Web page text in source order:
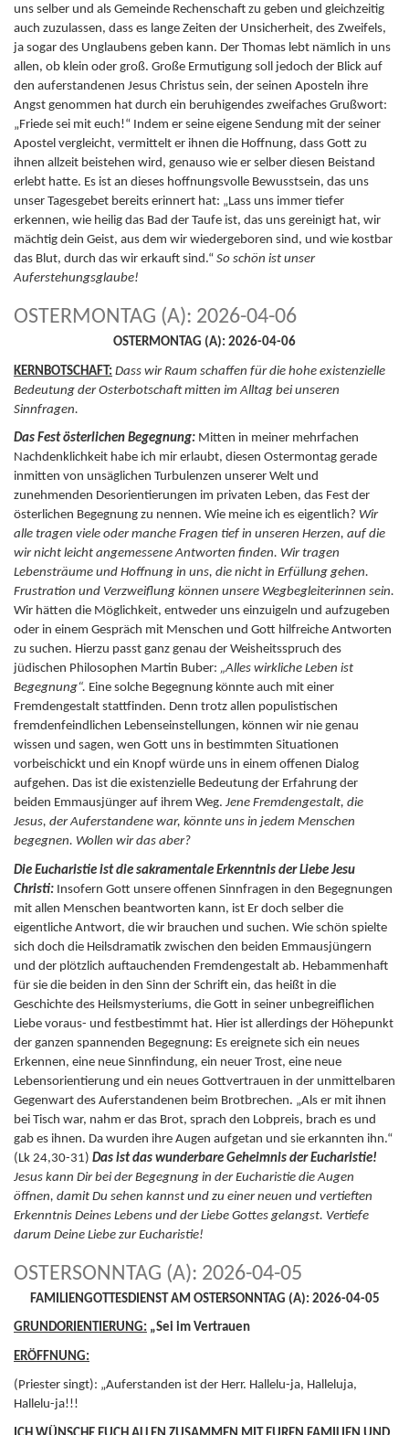
uns selber und als Gemeinde Rechenschaft zu geben und gleichzeitig
auch zuzulassen, dass es lange Zeiten der Unsicherheit, des Zweifels,
ja sogar des Unglaubens geben kann. Der Thomas lebt nämlich in uns
allen, ob klein oder groß. Große Ermutigung soll jedoch der Blick auf
den auferstandenen Jesus Christus sein, der seinen Aposteln ihre
Angst genommen hat durch ein beruhigendes zweifaches Grußwort:
„Friede sei mit euch!“ Indem er seine eigene Sendung mit der seiner
Apostel vergleicht, vermittelt er ihnen die Hoffnung, dass Gott zu
ihnen allzeit beistehen wird, genauso wie er selber diesen Beistand
erlebt hatte. Es ist an dieses hoffnungsvolle Bewusstsein, das uns
unser Tagesgebet bereits erinnert hat: „Lass uns immer tiefer
erkennen, wie heilig das Bad der Taufe ist, das uns gereinigt hat, wir
mächtig dein Geist, aus dem wir wiedergeboren sind, und wie kostbar
das Blut, durch das wir erkauft sind.“ So schön ist unser
Auferstehungsglaube!
OSTERMONTAG (A): 2026-04-06
OSTERMONTAG (A): 2026-04-06
KERNBOTSCHAFT: Dass wir Raum schaffen für die hohe existenzielle
Bedeutung der Osterbotschaft mitten im Alltag bei unseren
Sinnfragen.
Das Fest österlichen Begegnung: Mitten in meiner mehrfachen
Nachdenklichkeit habe ich mir erlaubt, diesen Ostermontag gerade
inmitten von unsäglichen Turbulenzen unserer Welt und
zunehmenden Desorientierungen im privaten Leben, das Fest der
österlichen Begegnung zu nennen. Wie meine ich es eigentlich? Wir
alle tragen viele oder manche Fragen tief in unseren Herzen, auf die
wir nicht leicht angemessene Antworten finden. Wir tragen
Lebensträume und Hoffnung in uns, die nicht in Erfüllung gehen.
Frustration und Verzweiflung können unsere Wegbegleiterinnen sein.
Wir hätten die Möglichkeit, entweder uns einzuigeln und aufzugeben
oder in einem Gespräch mit Menschen und Gott hilfreiche Antworten
zu suchen. Hierzu passt ganz genau der Weisheitsspruch des
jüdischen Philosophen Martin Buber: „Alles wirkliche Leben ist
Begegnung“. Eine solche Begegnung könnte auch mit einer
Fremdengestalt stattfinden. Denn trotz allen populistischen
fremdenfeindlichen Lebenseinstellungen, können wir nie genau
wissen und sagen, wen Gott uns in bestimmten Situationen
vorbeischickt und ein Knopf würde uns in einem offenen Dialog
aufgehen. Das ist die existenzielle Bedeutung der Erfahrung der
beiden Emmausjünger auf ihrem Weg. Jene Fremdengestalt, die
Jesus, der Auferstandene war, könnte uns in jedem Menschen
begegnen. Wollen wir das aber?
Die Eucharistie ist die sakramentale Erkenntnis der Liebe Jesu
Christi: Insofern Gott unsere offenen Sinnfragen in den Begegnungen
mit allen Menschen beantworten kann, ist Er doch selber die
eigentliche Antwort, die wir brauchen und suchen. Wie schön spielte
sich doch die Heilsdramatik zwischen den beiden Emmausjüngern
und der plötzlich auftauchenden Fremdengestalt ab. Hebammenhaft
für sie die beiden in den Sinn der Schrift ein, das heißt in die
Geschichte des Heilsmysteriums, die Gott in seiner unbegreiflichen
Liebe voraus- und festbestimmt hat. Hier ist allerdings der Höhepunkt
der ganzen spannenden Begegnung: Es ereignete sich ein neues
Erkennen, eine neue Sinnfindung, ein neuer Trost, eine neue
Lebensorientierung und ein neues Gottvertrauen in der unmittelbaren
Gegenwart des Auferstandenen beim Brotbrechen. „Als er mit ihnen
bei Tisch war, nahm er das Brot, sprach den Lobpreis, brach es und
gab es ihnen. Da wurden ihre Augen aufgetan und sie erkannten ihn.“
(Lk 24,30-31) Das ist das wunderbare Geheimnis der Eucharistie!
Jesus kann Dir bei der Begegnung in der Eucharistie die Augen
öffnen, damit Du sehen kannst und zu einer neuen und vertieften
Erkenntnis Deines Lebens und der Liebe Gottes gelangst. Vertiefe
darum Deine Liebe zur Eucharistie!
OSTERSONNTAG (A): 2026-04-05
FAMILIENGOTTESDIENST AM OSTERSONNTAG (A): 2026-04-05
GRUNDORIENTIERUNG: „Sei im Vertrauen
ERÖFFNUNG:
(Priester singt): „Auferstanden ist der Herr. Hallelu-ja, Halleluja,
Hallelu-ja!!!